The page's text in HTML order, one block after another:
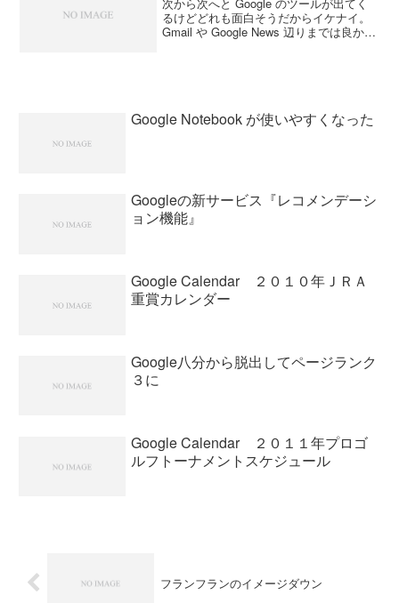
るけどどれも面白そうだからイケナイ。
Gmail や Google News 辺りまでは良かっ
Google Notebook が使いやすくなった
Googleの新サービス『レコメンデーシ
ョン機能』
Google Calendar ２０１０年ＪＲＡ
重賞カレンダー
Google八分から脱出してページランク
３に
Google Calendar ２０１１年プロゴ
ルフトーナメントスケジュール
フランフランのイメージダウン